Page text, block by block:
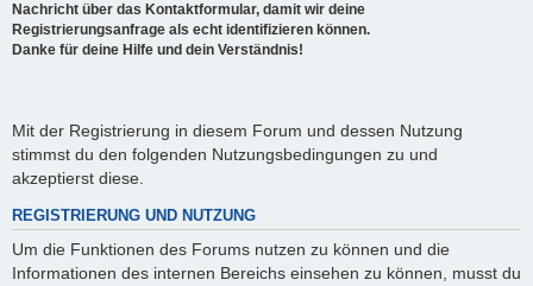
Nachricht über das Kontaktformular, damit wir deine
Registrierungsanfrage als echt identifizieren können.
Danke für deine Hilfe und dein Verständnis!
Mit der Registrierung in diesem Forum und dessen Nutzung
stimmst du den folgenden Nutzungsbedingungen zu und
akzeptierst diese.
REGISTRIERUNG UND NUTZUNG
Um die Funktionen des Forums nutzen zu können und die
Informationen des internen Bereichs einsehen zu können, musst du